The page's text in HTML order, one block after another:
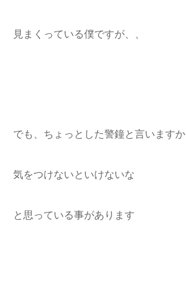
見まくっている僕ですが、、
でも、ちょっとした警鐘と言いますか
気をつけないといけないな
と思っている事があります